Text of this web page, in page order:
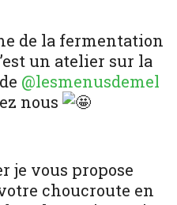
de la fermentation
un atelier sur la
@lesmenusdemel
nous
je vous propose
choucroute en